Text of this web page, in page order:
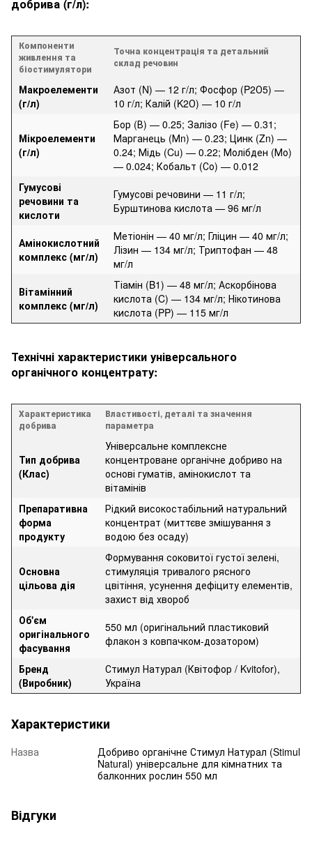
добрива (г/л):
Компоненти
живлення та
біостимулятори
Точна концентрація та детальний
склад речовин
Макроелементи
(г/л)
Азот (N) — 12 г/л; Фосфор (P2О5) —
10 г/л; Калій (K2О) — 10 г/л
Мікроелементи
(г/л)
Бор (В) — 0.25; Залізо (Fe) — 0.31;
Марганець (Мn) — 0.23; Цинк (Zn) —
0.24; Мідь (Cu) — 0.22; Молібден (Мо)
— 0.024; Кобальт (Со) — 0.012
Гумусові
речовини та
кислоти
Гумусові речовини — 11 г/л;
Бурштинова кислота — 96 мг/л
Амінокислотний
комплекс (мг/л)
Метіонін — 40 мг/л; Гліцин — 40 мг/л;
Лізин — 134 мг/л; Триптофан — 48
мг/л
Вітамінний
комплекс (мг/л)
Тіамін (B1) — 48 мг/л; Аскорбінова
кислота (C) — 134 мг/л; Нікотинова
кислота (PP) — 115 мг/л
Технічні характеристики універсального
органічного концентрату:
Характеристика
добрива
Властивості, деталі та значення
параметра
Тип добрива
(Клас)
Універсальне комплексне
концентроване органічне добриво на
основі гуматів, амінокислот та
вітамінів
Препаративна
форма
продукту
Рідкий високостабільний натуральний
концентрат (миттєве змішування з
водою без осаду)
Основна
цільова дія
Формування соковитої густої зелені,
стимуляція тривалого рясного
цвітіння, усунення дефіциту елементів,
захист від хвороб
Об'єм
оригінального
фасування
550 мл (оригінальний пластиковий
флакон з ковпачком-дозатором)
Бренд
(Виробник)
Стимул Натурал (Квітофор / Kvitofor),
Україна
Характеристики
Назва
Добриво органічне Стимул Натурал (Stimul
Natural) універсальне для кімнатних та
балконних рослин 550 мл
Відгуки